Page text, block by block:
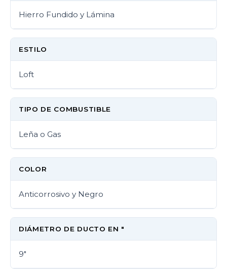
Hierro Fundido y Lámina
ESTILO
Loft
TIPO DE COMBUSTIBLE
Leña o Gas
COLOR
Anticorrosivo y Negro
DIÁMETRO DE DUCTO EN "
9"